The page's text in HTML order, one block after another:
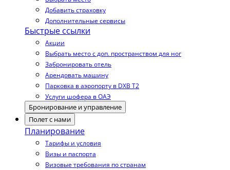
Добавить страховку
Дополнительные сервисы
Быстрые ссылки
Акции
Выбрать место с доп. пространством для ног
Забронировать отель
Арендовать машину
Парковка в аэропорту в DXB T2
Услуги шофера в ОАЭ
Бронирование и управление
Полет с нами
Планирование
Тарифы и условия
Визы и паспорта
Визовые требования по странам